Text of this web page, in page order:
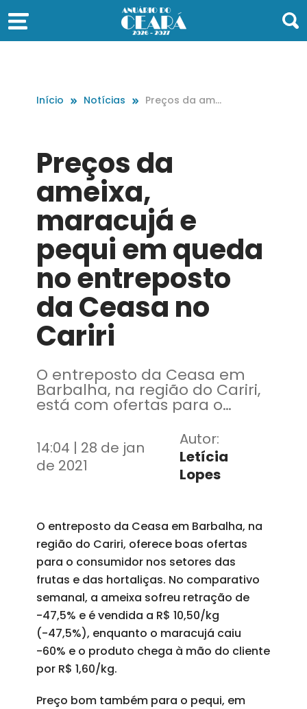
Início Notícias
Preços da amei
o da Ceasa no
Cariri
Preços da
ameixa,
maracujá e
pequi em queda
no entreposto
da Ceasa no
Cariri
O entreposto da Ceasa em
Barbalha, na região do Cariri,
está com ofertas para o
consumidor nos setores das
frutas e das hortaliças
14:04 | 28 de jan
de 2021
Autor:
Letícia
Lopes
O entreposto da Ceasa em Barbalha, na
região do Cariri, oferece boas ofertas
para o consumidor nos setores das
frutas e das hortaliças. No comparativo
semanal, a ameixa sofreu retração de
-47,5% e é vendida a R$ 10,50/kg
(-47,5%), enquanto o maracujá caiu
-60% e o produto chega à mão do cliente
por R$ 1,60/kg.
Preço bom também para o pequi, em